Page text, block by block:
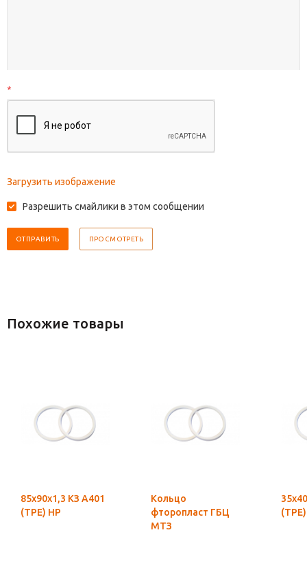
*
Загрузить изображение
Разрешить смайлики в этом сообщении
Похожие товары
85х90х1,3 КЗ А401
(ТРЕ) НР
Кольцо
фторопласт ГБЦ
МТЗ